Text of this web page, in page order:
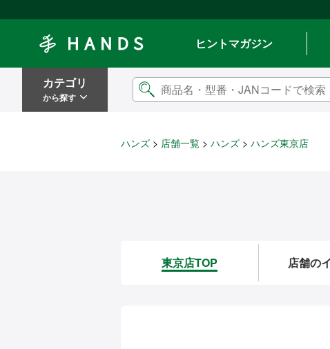
ヒントマガジン
カテゴリ
から探す
ハンズ 店舗一覧 ハンズ ハンズ東京店
東京店TOP 店舗の